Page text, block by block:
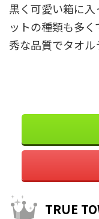
黒く可愛い箱に
ットの種類も多
秀な品質でタオル
TRUE